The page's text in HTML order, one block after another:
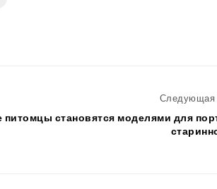
Следующая
становятся моделями для